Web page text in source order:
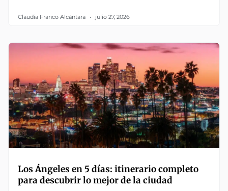
Claudia Franco Alcántara julio 27, 2026
Los Ángeles en 5 días: itinerario completo
para descubrir lo mejor de la ciudad